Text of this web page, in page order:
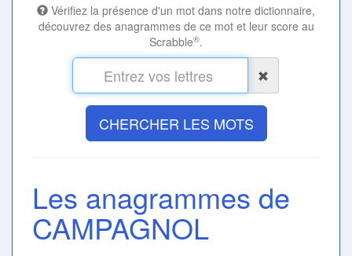
Vérifiez la présence d'un mot dans notre dictionnaire,
découvrez des anagrammes de ce mot et leur score au
Scrabble®.
CHERCHER LES MOTS
Les anagrammes de
CAMPAGNOL